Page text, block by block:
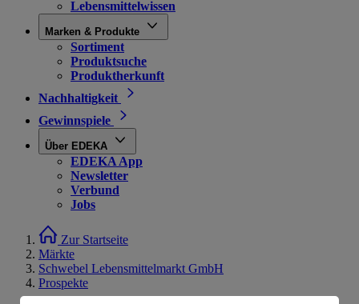
Lebensmittelwissen
Marken & Produkte
Sortiment
Produktsuche
Produktherkunft
Nachhaltigkeit
Gewinnspiele
Über EDEKA
EDEKA App
Newsletter
Verbund
Jobs
Zur Startseite
Märkte
Schwebel Lebensmittelmarkt GmbH
Prospekte